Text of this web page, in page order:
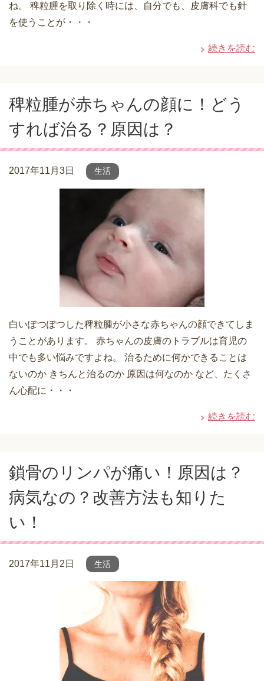
ね。 稗粒腫を取り除く時には、自分でも、皮膚科でも針
を使うことが・・・
続きを読む
稗粒腫が赤ちゃんの顔に！どう
すれば治る？原因は？
2017年11月3日 生活
白いぽつぽつした稗粒腫が小さな赤ちゃんの顔できてしま
うことがあります。 赤ちゃんの皮膚のトラブルは育児の
中でも多い悩みですよね。 治るために何かできることは
ないのか きちんと治るのか 原因は何なのか など、たくさ
ん心配に・・・
続きを読む
鎖骨のリンパが痛い！原因は？
病気なの？改善方法も知りた
い！
2017年11月2日 生活